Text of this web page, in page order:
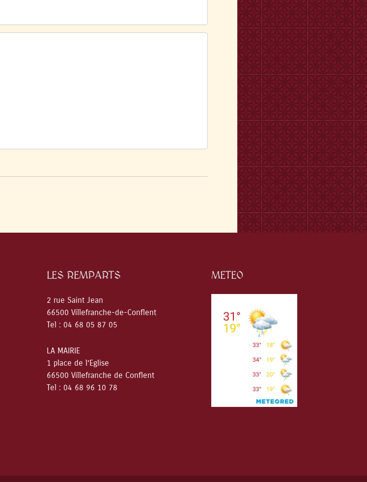
LES REMPARTS
2 rue Saint Jean
66500 Villefranche-de-Conflent
Tel : 04 68 05 87 05
LA MAIRIE
1 place de l’Eglise
66500 Villefranche de Conflent
Tel : 04 68 96 10 78
METEO